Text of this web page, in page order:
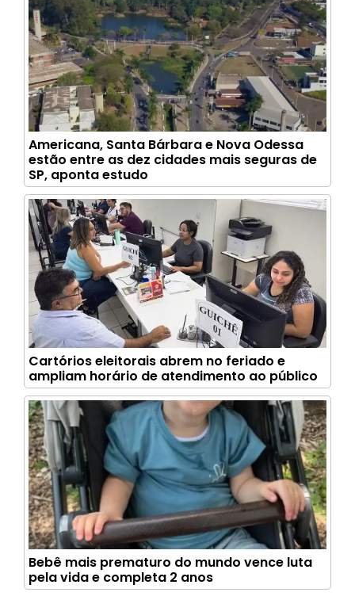
Americana, Santa Bárbara e Nova Odessa
estão entre as dez cidades mais seguras de
SP, aponta estudo
Cartórios eleitorais abrem no feriado e
ampliam horário de atendimento ao público
Bebê mais prematuro do mundo vence luta
pela vida e completa 2 anos